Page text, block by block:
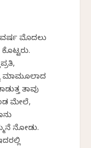
ವರ್ಷ ಮೊದಲು
ಮಾಮೂಲಾದ
ತಾವು
ಮೇಲೆ,
ನೋಡು.